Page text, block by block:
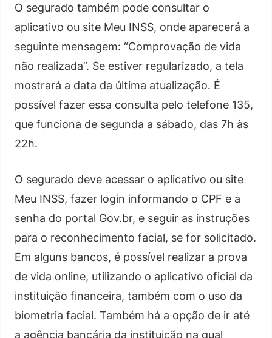
O segurado também pode consultar o
aplicativo ou site Meu INSS, onde aparecerá a
seguinte mensagem: “Comprovação de vida
não realizada”. Se estiver regularizado, a tela
mostrará a data da última atualização. É
possível fazer essa consulta pelo telefone 135,
que funciona de segunda a sábado, das 7h às
22h.
O segurado deve acessar o aplicativo ou site
Meu INSS, fazer login informando o CPF e a
senha do portal Gov.br, e seguir as instruções
para o reconhecimento facial, se for solicitado.
Em alguns bancos, é possível realizar a prova
de vida online, utilizando o aplicativo oficial da
instituição financeira, também com o uso da
biometria facial. Também há a opção de ir até
a agência bancária da instituição na qual